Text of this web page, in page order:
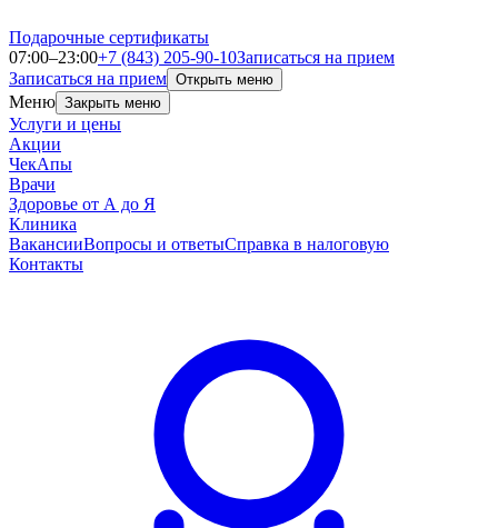
Подарочные сертификаты
07:00–23:00+7 (843) 205-90-10Записаться на прием
Записаться на прием Открыть меню
Меню Закрыть меню
Услуги и цены
Акции
ЧекАпы
Врачи
Здоровье от А до Я
Клиника
ВакансииВопросы и ответыСправка в налоговую
Контакты